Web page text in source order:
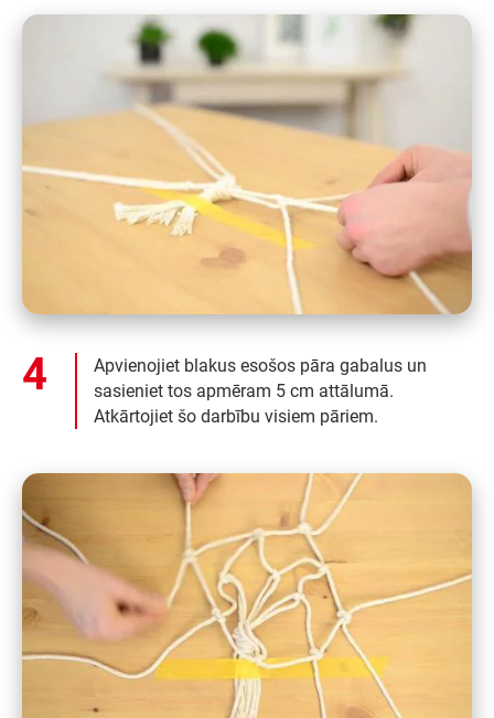
Apvienojiet blakus esošos pāra gabalus un
sasieniet tos apmēram 5 cm attālumā.
Atkārtojiet šo darbību visiem pāriem.